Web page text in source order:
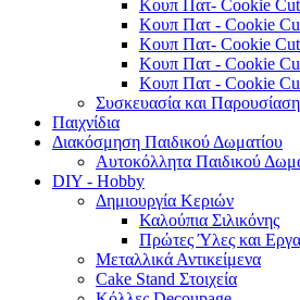
Κουπ Πατ- Cookie
Κουπ Πατ - Cookie
Κουπ Πατ- Cookie
Κουπ Πατ - Cookie
Κουπ Πατ - Cookie
Συσκευασία και Παρουσίαση
Παιχνίδια
Διακόσμηση Παιδικού Δωματίου
Αυτοκόλλητα Παιδικού
DIY - Hobby
Δημιουργία Κεριών
Καλούπια Σιλικόνης
Πρώτες Ύλες και
Μεταλλικά Αντικείμενα
Cake Stand Στοιχεία